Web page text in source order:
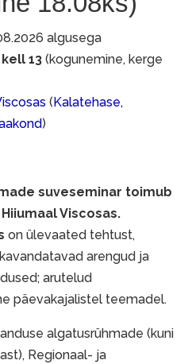
algusega
13 (kogunemine, kerge
( Kalatehase,
)
suveseminar toimub
Viscosas.
on ülevaated tehtust,
arengud ja
arutelud
päevakajalistel teemadel.
algatusrühmade (kuni
Regionaal- ja